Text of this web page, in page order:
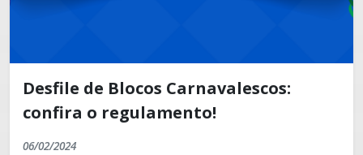
Desfile de Blocos Carnavalescos:
confira o regulamento!
06/02/2024